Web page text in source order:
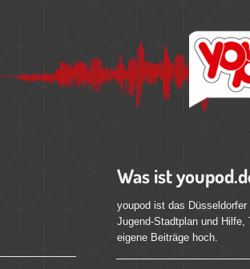
Was ist
youpod ist das
Jugend-Stadtplan und
eigene Beiträge hoch.